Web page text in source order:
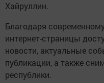
Хайруллин.
Благодаря
интернет-страницы
новости, актуальные
публикации, а также
республики.